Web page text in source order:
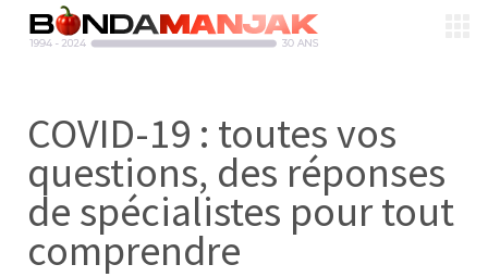
COVID-19 : toutes vos
questions, des réponses
de spécialistes pour tout
comprendre